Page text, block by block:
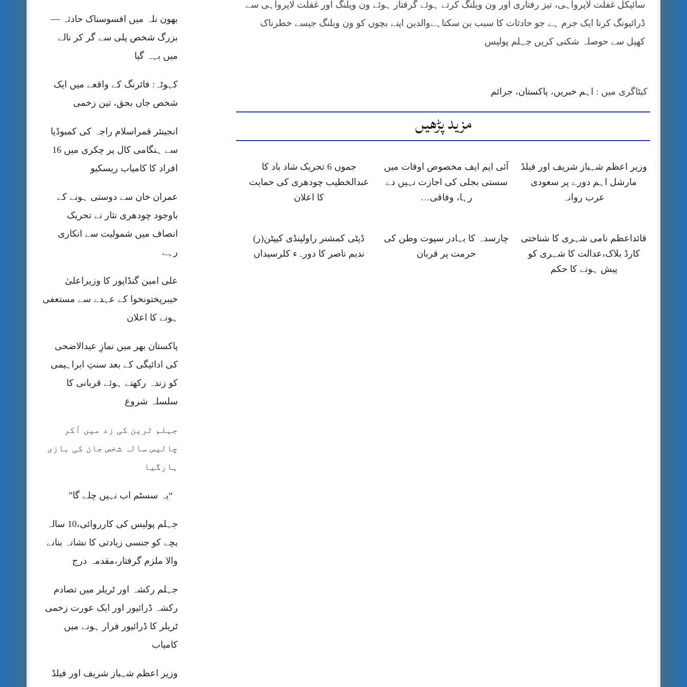
بھون نلہ میں افسوسناک حادثہ —
بزرگ شخص پلی سے گر کر نالے
میں بہہ گیا
کہوٹہ: فائرنگ کے واقعے میں ایک
شخص جاں بحق، تین زخمی
انجینئر قمراسلام راجہ کی کمبوڈیا
سے ہنگامی کال پر چکری میں 16
افراد کا کامیاب ریسکیو
عمران خان سے دوستی ہونے کے
باوجود چودھری نثار نے تحریک
انصاف میں شمولیت سے انکاری
رہے
علی امین گنڈاپور کا وزیراعلیٰ
خیبرپختونخوا کے عہدے سے مستعفی
ہونے کا اعلان
پاکستان بھر میں نمازِ عیدالاضحی
کی ادائیگی کے بعد سنتِ ابراہیمی
کو زندہ رکھتے ہوئے قربانی کا
سلسلہ شروع
جہلم ٹرین کی زد میں آکر
چالیس سالہ شخص جان کی بازی
ہارگیا
“یہ سسٹم اب نہیں چلے گا”
جہلم پولیس کی کارروائی،10 سالہ
بچے کو جنسی زیادتی کا نشانہ بنانے
والا ملزم گرفتار،مقدمہ درج
جہلم رکشہ اور ٹریلر میں تصادم
رکشہ ڈرائیور اور ایک عورت زخمی
ٹریلر کا ڈرائیور فرار ہونے میں
کامیاب
وزیر اعظم شہباز شریف اور فیلڈ
سائیکل غفلت لاپرواہی، تیز رفتاری اور ون ویلنگ کرتے ہوئے گرفتار ہوئے ون ویلنگ اور غفلت لاپرواہی سے
ڈرائیونگ کرنا ایک جرم ہے جو حادثات کا سبب بن سکتاہےوالدین اپنے بچوں کو ون ویلنگ جیسے خطرناک
کھیل سے حوصلہ شکنی کریں جہلم پولیس
کیٹاگری میں : اہم خبریں، پاکستان، جرائم
مزید پڑھیں
وزیر اعظم شہباز شریف اور فیلڈ
مارشل اہم دورے پر سعودی
عرب روانہ
آئی ایم ایف مخصوص اوقات میں
سستی بجلی کی اجازت نہیں دے
رہا، وفاقی…
جموں 6 تحریک شاد باد کا
عبدالخطیب چودھری کی حمایت
کا اعلان
قائداعظم نامی شہری کا شناختی
کارڈ بلاک،عدالت کا شہری کو
پیش ہونے کا حکم
چارسدہ کا بہادر سپوت وطن کی
حرمت پر قربان
ڈپٹی کمشنر راولپنڈی کیپٹن(ر)
ندیم ناصر کا دورہء کلرسیداں